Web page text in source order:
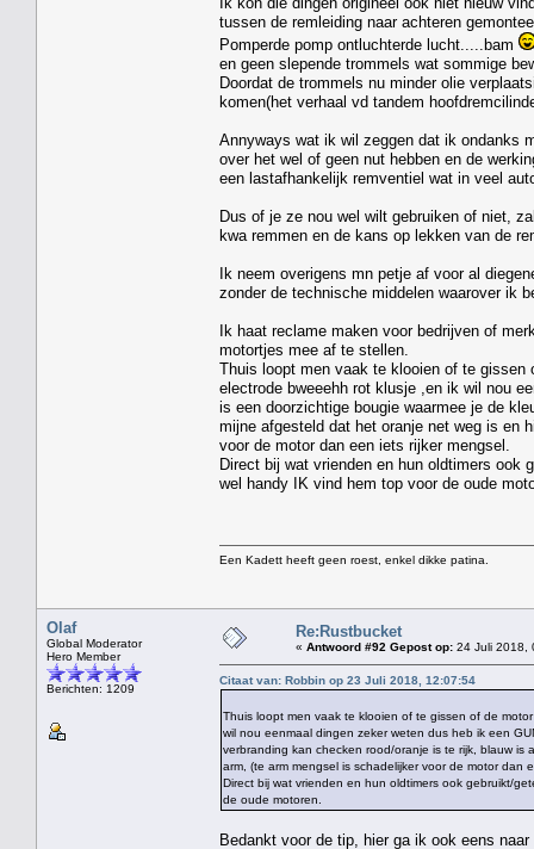
tussen de remleiding naar achteren
Pomperde pomp ontluchterde lucht.....bam
en geen slepende trommels wat sommige
Doordat de trommels nu minder olie
komen(het verhaal vd tandem
Annyways wat ik wil zeggen dat ik ondanks
over het wel of geen nut hebben en de
een lastafhankelijk remventiel wat in veel
Dus of je ze nou wel wilt gebruiken of niet,
kwa remmen en de kans op lekken van de
Ik neem overigens mn petje af voor al
zonder de technische middelen waarover ik
Ik haat reclame maken voor bedrijven of
motortjes mee af te stellen.
Thuis loopt men vaak te klooien of te
electrode bweeehh rot klusje ,en ik wil nou
is een doorzichtige bougie waarmee je de
mijne afgesteld dat het oranje net weg is en
voor de motor dan een iets rijker mengsel.
Direct bij wat vrienden en hun oldtimers ook
wel handy IK vind hem top voor de oude
Een Kadett heeft geen roest, enkel dikke patina.
Olaf
Global Moderator
Hero Member
Berichten: 1209
Re:Rustbucket
« Antwoord #92 Gepost op: 24 Juli 2018,
Citaat van: Robbin op 23 Juli 2018, 12:07:54
Thuis loopt men vaak te klooien of te gissen of de
wil nou eenmaal dingen zeker weten dus heb ik een
verbranding kan checken rood/oranje is te rijk, blauw
arm, (te arm mengsel is schadelijker voor de motor dan
Direct bij wat vrienden en hun oldtimers ook gebruikt/
de oude motoren.
Bedankt voor de tip, hier ga ik ook eens